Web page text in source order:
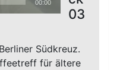
00:00
03
Südkreuz.
für ältere